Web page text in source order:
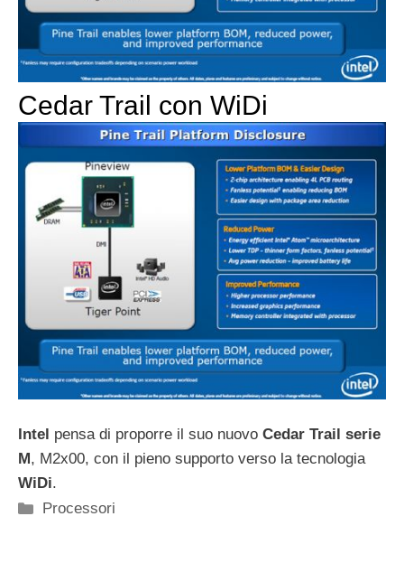
Cedar Trail con WiDi
Intel pensa di proporre il suo nuovo Cedar Trail serie
M , M2x00, con il pieno supporto verso la tecnologia
WiDi.
Categorie
Processori